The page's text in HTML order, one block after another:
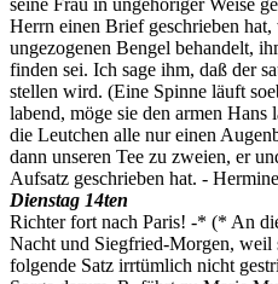
Herrn einen Brief geschrieben
ungezogenen Bengel behandelt,
finden sei. Ich sage ihm, daß der
stellen wird. (Eine Spinne läuft
labend, möge sie den armen Hans
die Leutchen alle nur einen
dann unseren Tee zu zweien, er
Aufsatz geschrieben hat. -
Dienstag 14ten
Richter fort nach Paris! -* (* An
Nacht und Siegfried-Morgen, weil
folgende Satz irrtümlich nicht